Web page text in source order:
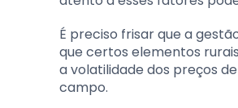
É preciso frisar que a
que certos elementos
a volatilidade dos preços
campo.